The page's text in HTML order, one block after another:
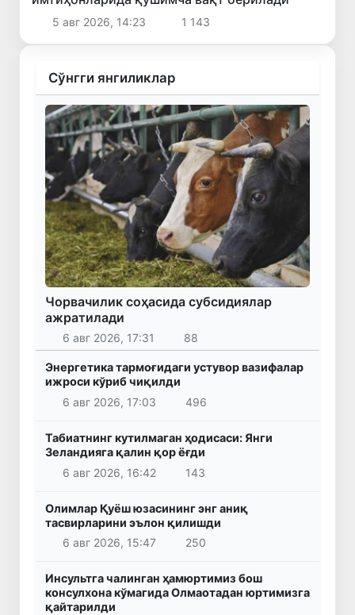
5 авг 2026, 14:23 1 143
Сўнгги янгиликлар
Чорвачилик соҳасида субсидиялар
ажратилади
6 авг 2026, 17:31 88
Энергетика тармоғидаги устувор вазифалар
ижроси кўриб чиқилди
6 авг 2026, 17:03
496
Табиатнинг кутилмаган ҳодисаси: Янги
Зеландияга қалин қор ёғди
6 авг 2026, 16:42
143
Олимлар Қуёш юзасининг энг аниқ
тасвирларини эълон қилишди
6 авг 2026, 15:47
250
Инсультга чалинган ҳамюртимиз бош
консулхона кўмагида Олмаотадан юртимизга
қайтарилди